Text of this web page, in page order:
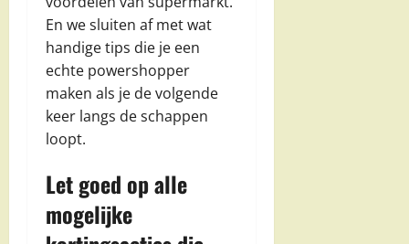
En we sluiten af met wat
handige tips die je een
echte powershopper
maken als je de volgende
keer langs de schappen
loopt.
Let goed op alle
mogelijke